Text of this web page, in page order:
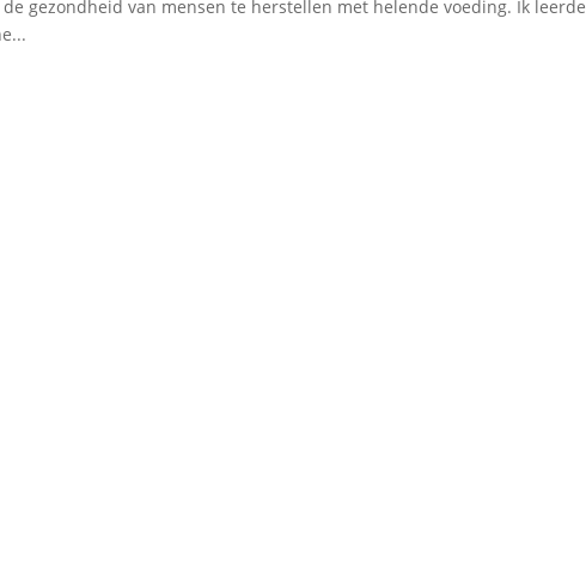
gezondheid van mensen te herstellen met helende voeding. Ik leerde